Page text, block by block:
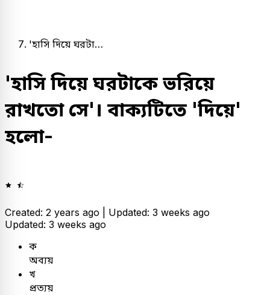
'হাসি দিয়ে ঘরটা…
'হাসি দিয়ে ঘরটাকে ভরিয়ে
রাখতো সে'। বাক্যটিতে 'দিয়ে'
হলো-
Created: 2 years ago | Updated: 3 weeks ago
Updated: 3 weeks ago
ক
অব্যয়
খ
প্রত্যয়